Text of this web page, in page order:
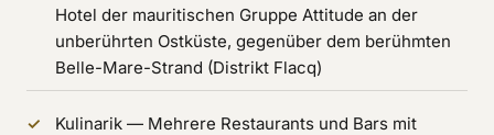
Hotel der mauritischen Gruppe Attitude an der
unberührten Ostküste, gegenüber dem berühmten
Belle-Mare-Strand (Distrikt Flacq)
Kulinarik — Mehrere Restaurants und Bars mit